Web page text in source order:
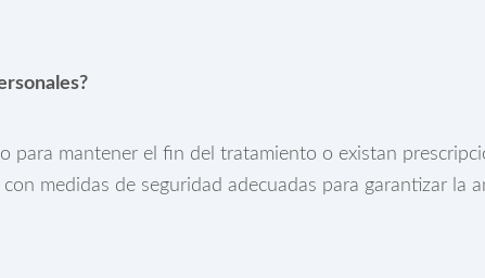
para mantener el fin del tratamiento o existan
medidas de seguridad adecuadas para garantizar la